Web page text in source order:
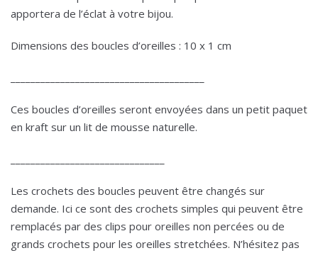
apportera de l’éclat à votre bijou.
Dimensions des boucles d’oreilles : 10 x 1 cm
Ces boucles d’oreilles seront envoyées dans un petit paquet
en kraft sur un lit de mousse naturelle.
Les crochets des boucles peuvent être changés sur
demande. Ici ce sont des crochets simples qui peuvent être
remplacés par des clips pour oreilles non percées ou de
grands crochets pour les oreilles stretchées. N’hésitez pas